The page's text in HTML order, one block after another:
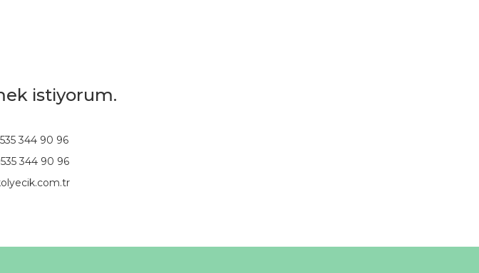
istiyorum.
344 90 96
344 90 96